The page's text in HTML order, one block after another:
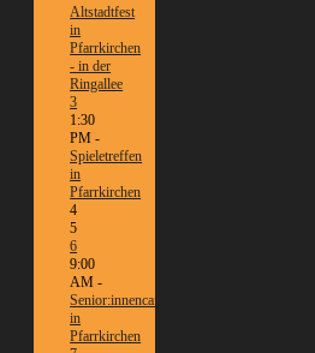
Altstadtfest
in
Pfarrkirchen
- in der
Ringallee
3
1:30
PM -
Spieletreffen
in
Pfarrkirchen
4
5
6
9:00
AM -
Senior:innencafé
in
Pfarrkirchen